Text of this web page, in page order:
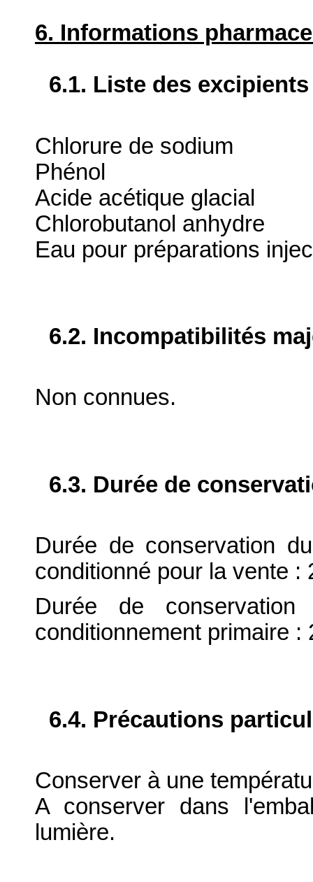
6. Informations
6.1. Liste des excipients
Chlorure de sodium
Phénol
Acide acétique glacial
Chlorobutanol anhydre
Eau pour préparations
6.2. Incompatibilités
Non connues.
6.3. Durée de
Durée de conservation
conditionné pour la vente :
Durée de
conditionnement primaire :
6.4. Précautions
Conserver à une
A conserver dans
lumière.